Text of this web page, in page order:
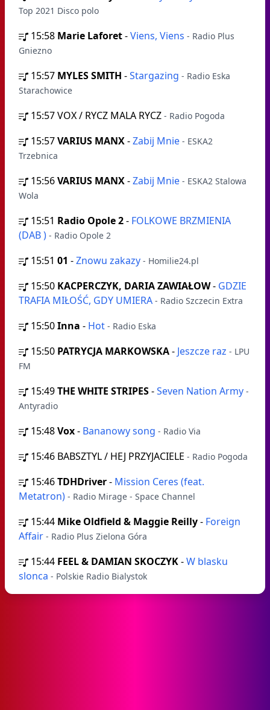
Top 2021 Disco polo
15:58 Marie Laforet-Viens, Viens - Radio Plus
Gniezno
15:57 MYLES SMITH -Stargazing - Radio Eska
Starachowice
15:57VOX / RYCZ MALA RYCZ - Radio Pogoda
15:57VARIUS MANX-Zabij Mnie - ESKA2
Trzebnica
15:56VARIUS MANX-Zabij Mnie - ESKA2 Stalowa
Wola
15:51 Radio Opole 2- FOLKOWE BRZMIENIA
(DAB ) - Radio Opole 2
15:51 01 -Znowu zakazy - Homilie24.pl
15:50 KACPERCZYK, DARIA ZAWIAŁOW- GDZIE
TRAFIA MIŁOŚĆ, GDY UMIERA - Radio Szczecin Extra
15:50Inna - Hot - Radio Eska
15:50 PATRYCJA MARKOWSKA- Jeszcze raz - LPU
FM
15:49THE WHITE STRIPES-Seven Nation Army -
Antyradio
15:48Vox- Bananowy song - Radio Via
15:46 BABSZTYL / HEJ PRZYJACIELE - Radio Pogoda
15:46TDHDriver- Mission Ceres (feat.
Metatron) - Radio Mirage - Space Channel
15:44 Mike Oldfield & Maggie Reilly- Foreign
Affair - Radio Plus Zielona Góra
15:44 FEEL & DAMIAN SKOCZYK-W blasku
slonca - Polskie Radio Bialystok